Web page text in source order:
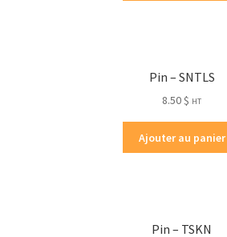
Pin – SNTLS
8.50$ HT
Ajouter au panier
Pin – TSKN